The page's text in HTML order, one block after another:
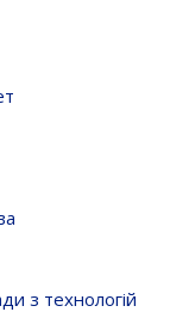
з технологій